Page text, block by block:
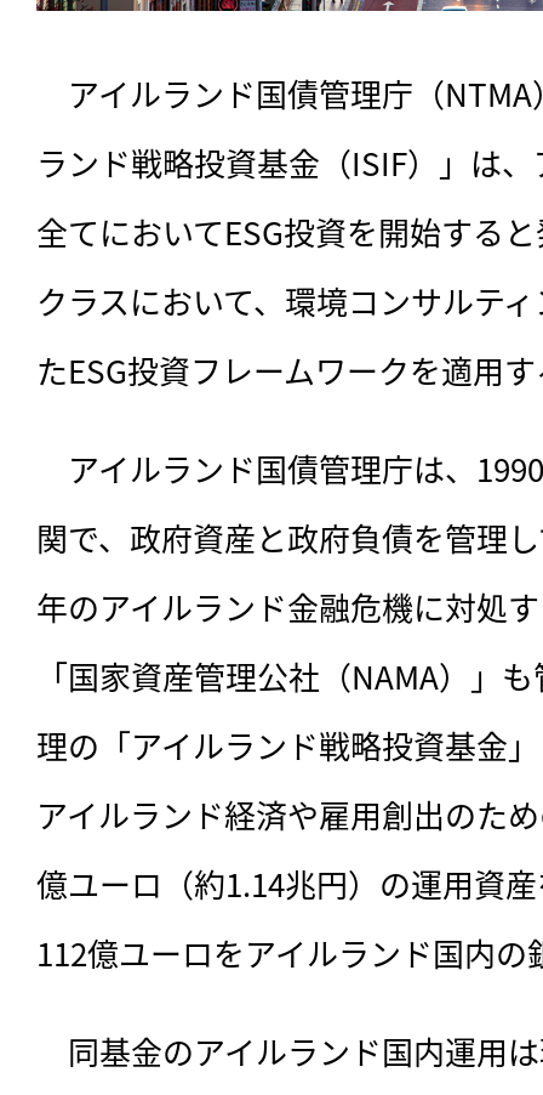
アイルランド国債管理庁（
ランド戦略投資基金（ISIF）」は
全てにおいてESG投資を開始する
クラスにおいて、環境コンサルテ
たESG投資フレームワークを適用
アイルランド国債管理庁は、
関で、政府資産と政府負債を管理
年のアイルランド金融危機に対処
「国家資産管理公社（NAMA）」
理の「アイルランド戦略投資基金
アイルランド経済や雇用創出のた
億ユーロ（約1.14兆円）の運用資
112億ユーロをアイルランド国内
同基金のアイルランド国内運用